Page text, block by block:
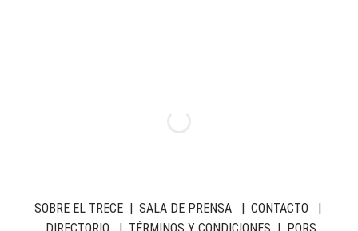
SOBRE EL TRECE| SALA DE PRENSA| CONTACTO |